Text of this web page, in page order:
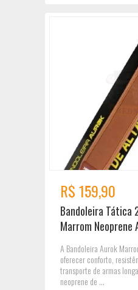
R$ 159,90
Bandoleira Tática
Marrom Neoprene
A Bandoleira Aurok
oferecer conforto,
transporte de armas
neoprene de ...